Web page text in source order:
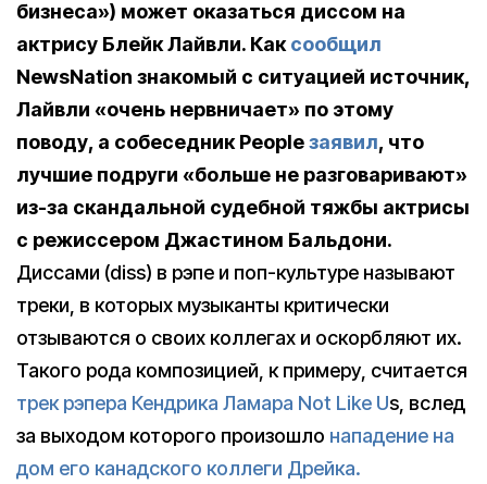
бизнеса») может оказаться диссом на
актрису Блейк Лайвли. Каксообщил
NewsNation знакомый с ситуацией источник,
Лайвли «очень нервничает» по этому
поводу, а собеседник Peopleзаявил, что
лучшие подруги «больше не разговаривают»
из-за скандальной судебной тяжбы актрисы
с режиссером Джастином Бальдони.
Диссами (diss) в рэпе и поп-культуре называют
треки, в которых музыканты критически
отзываются о своих коллегах и оскорбляют их.
Такого рода композицией, к примеру, считается
трек рэпера Кендрика Ламара Not Like Us, вслед
за выходом которого произошло нападение на
дом его канадского коллеги Дрейка.